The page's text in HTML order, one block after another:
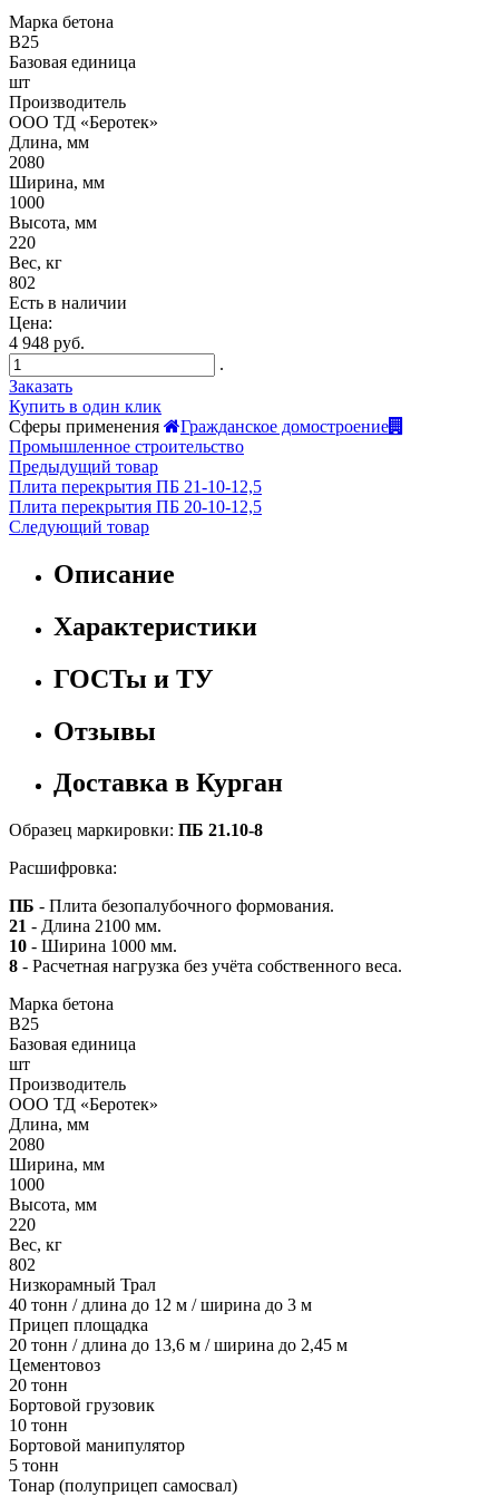
Марка бетона
B25
Базовая единица
шт
Производитель
ООО ТД «Беротек»
Длина, мм
2080
Ширина, мм
1000
Высота, мм
220
Вес, кг
802
Есть в наличии
Цена:
4 948 руб.
.
Заказать
Купить в один клик
Сферы применения
Гражданское домостроение
Промышленное строительство
Предыдущий товар
Плита перекрытия ПБ 21-10-12,5
Плита перекрытия ПБ 20-10-12,5
Следующий товар
Описание
Характеристики
ГОСТы и ТУ
Отзывы
Доставка в Курган
Образец маркировки: ПБ 21.10-8
Расшифровка:
ПБ - Плита безопалубочного формования.
21 - Длина 2100 мм.
10 - Ширина 1000 мм.
8 - Расчетная нагрузка без учёта собственного веса.
Марка бетона
B25
Базовая единица
шт
Производитель
ООО ТД «Беротек»
Длина, мм
2080
Ширина, мм
1000
Высота, мм
220
Вес, кг
802
Низкорамный Трал
40 тонн / длина до 12 м / ширина до 3 м
Прицеп площадка
20 тонн / длина до 13,6 м / ширина до 2,45 м
Цементовоз
20 тонн
Бортовой грузовик
10 тонн
Бортовой манипулятор
5 тонн
Тонар (полуприцеп самосвал)